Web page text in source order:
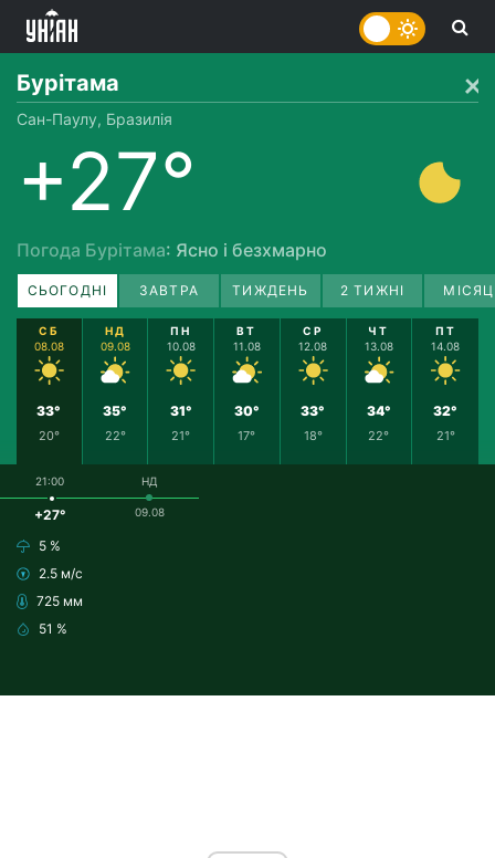
Бурітама
Сан-Паулу, Бразилія
+27°
Погода Бурітама: Ясно і безхмарно
СЬОГОДНІ ЗАВТРА ТИЖДЕНЬ 2 ТИЖНІ
СБ
08.08
33°
20°
НД
09.08
35°
22°
ПН
10.08
31°
21°
ВТ
11.08
30°
17°
СР
12.08
33°
18°
ЧТ
13.08
34°
22°
ПТ
14.08
32°
21°
21:00
+27°
5 %
2.5 м/с
725 мм
51 %
НД
09.08